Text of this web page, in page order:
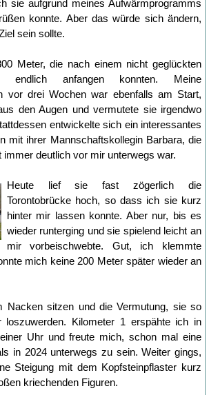
sie aufgrund meines Aufwärmprogramms
konnte. Aber das würde sich ändern,
sein sollte.
Meter, die nach einem nicht geglückten
endlich anfangen konnten. Meine
vor drei Wochen war ebenfalls am Start,
den Augen und vermutete sie irgendwo
entwickelte sich ein interessantes
mit ihrer Mannschaftskollegin Barbara, die
deutlich vor mir unterwegs war.
Heute lief sie fast zögerlich die
Torontobrücke hoch, so dass ich sie kurz
hinter mir lassen konnte. Aber nur, bis es
wieder runterging und sie spielend leicht an
mir vorbeischwebte. Gut, ich klemmte
mich keine 200 Meter später wieder an
Nacken sitzen und die Vermutung, sie so
loszuwerden. Kilometer 1 erspähte ich in
Uhr und freute mich, schon mal eine
in 2024 unterwegs zu sein. Weiter gings,
Steigung mit dem Kopfsteinpflaster kurz
kriechenden Figuren.